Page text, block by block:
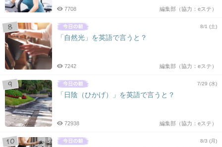
編集部（協力：eステ）
7708
8/1 (土)
「自然光」を英語で言うと？
編集部（協力：eステ）
7242
7/29 (水)
「日陰（ひかげ）」を英語で言うと？
編集部（協力：eステ）
72938
8/3 (月)